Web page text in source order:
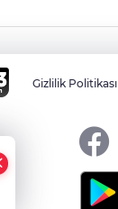
Gizlilik Politikası